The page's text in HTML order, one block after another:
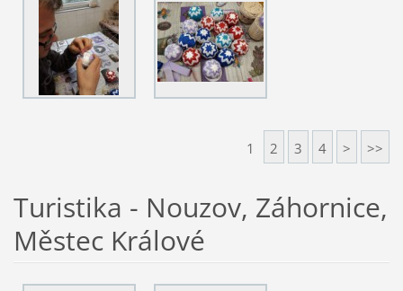
1 2 3 4 > >>
Turistika - Nouzov, Záhornice,
Městec Králové